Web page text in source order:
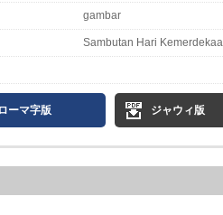
gambar
Sambutan Hari
ローマ字版 ジャウィ版